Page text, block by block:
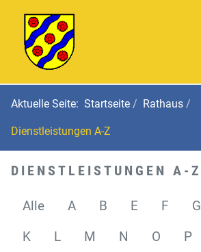
Aktuelle Seite: Startseite Rathaus
Dienstleistungen A-Z
DIENSTLEISTUNGEN A-Z
Alle A B E F G
K
L M N O P